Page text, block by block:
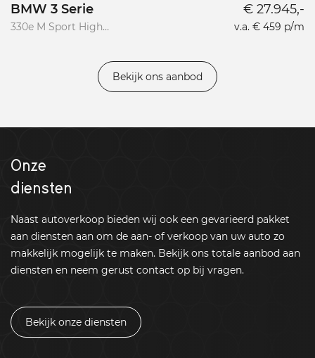
BMW 3 Serie
330e M Sport High
€ 27.945,-
v.a. € 459 p/m
Bekijk ons aanbod
Onze
diensten
Naast autoverkoop bieden wij ook een gevarieerd pakket
aan diensten aan om de aan- of verkoop van uw auto zo
makkelijk mogelijk te maken. Bekijk ons totale aanbod aan
diensten en neem gerust contact op bij vragen.
Bekijk onze diensten